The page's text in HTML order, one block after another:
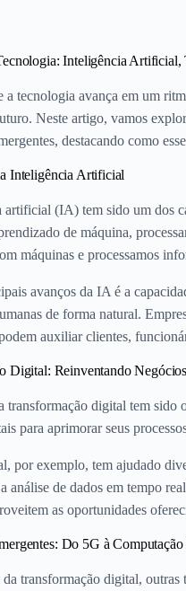
Inteligência Artificial,
a tecnologia avança em um
Neste artigo, vamos
destacando como
Inteligência Artificial
(IA) tem sido um dos
de máquina,
máquinas e processamos
avanços da IA é a
de forma natural.
auxiliar clientes,
Digital: Reinventando
digital tem sido
para aprimorar seus
por exemplo, tem ajudado
análise de dados em tempo
as oportunidades
Do 5G à
transformação digital,